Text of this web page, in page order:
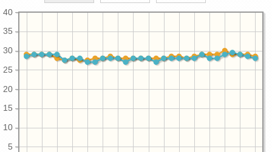
5
10
15
20
25
30
35
40